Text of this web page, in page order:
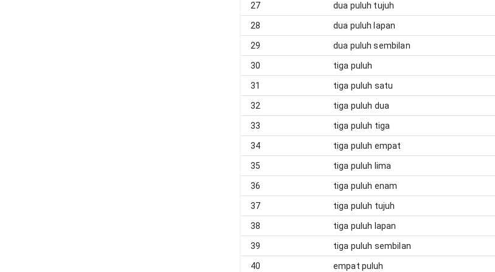
27 dua puluh tujuh
28 dua puluh lapan
29 dua puluh sembilan
30 tiga puluh
31 tiga puluh satu
32 tiga puluh dua
33 tiga puluh tiga
34 tiga puluh empat
35 tiga puluh lima
36 tiga puluh enam
37 tiga puluh tujuh
38 tiga puluh lapan
39 tiga puluh sembilan
40 empat puluh